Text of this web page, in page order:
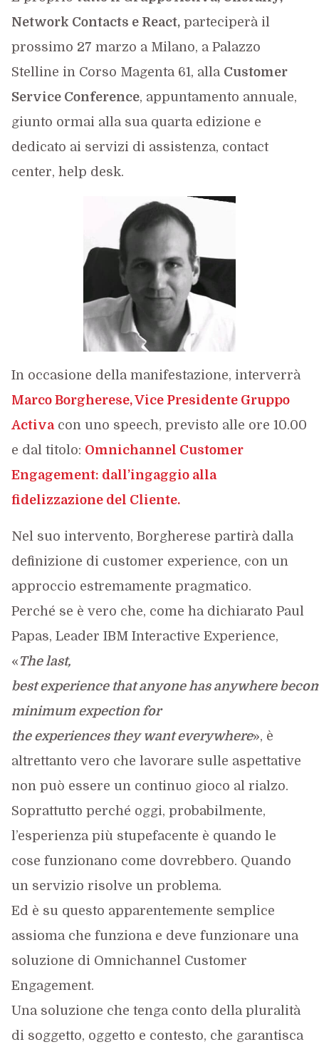
Network Contacts e React,parteciperà il
prossimo 27 marzo a Milano, a Palazzo
Stelline in Corso Magenta 61, alla Customer
Service Conference, appuntamento annuale,
giunto ormai alla sua quarta edizione e
dedicato ai servizi di assistenza, contact
center, help desk.
In occasione della manifestazione, interverrà
Marco Borgherese, Vice Presidente Gruppo
Activacon uno speech, previsto alle ore 10.00
e dal titolo: Omnichannel Customer
Engagement: dall’ingaggio alla
fidelizzazione del Cliente.
Nel suo intervento, Borgherese partirà dalla
definizione di customer experience, con un
approccio estremamente pragmatico.
Perché se è vero che, come ha dichiarato Paul
Papas, Leader IBM Interactive Experience,
«The last,
best experience that anyone has anywhere
minimum expection for
the experiences they want everywhere», è
altrettanto vero che lavorare sulle aspettative
non può essere un continuo gioco al rialzo.
Soprattutto perché oggi, probabilmente,
l’esperienza più stupefacente è quando le
cose funzionano come dovrebbero. Quando
un servizio risolve un problema.
Ed è su questo apparentemente semplice
assioma che funziona e deve funzionare una
soluzione di Omnichannel Customer
Engagement.
Una soluzione che tenga conto della pluralità
di soggetto, oggetto e contesto, che garantisca